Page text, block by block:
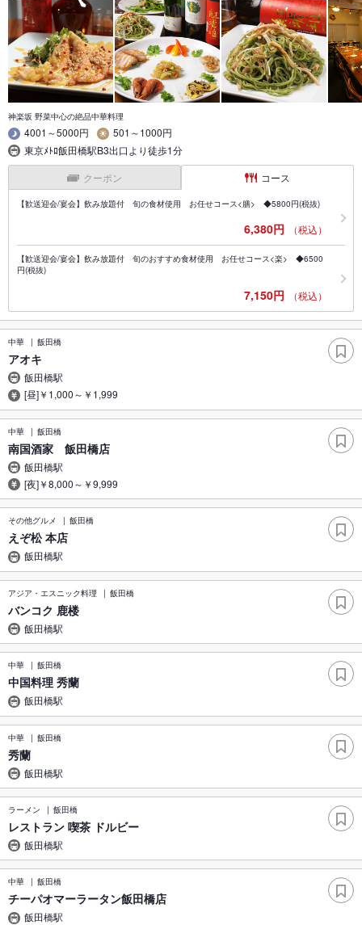
神楽坂 野菜中心の絶品中華料理
4001～5000円
501～1000円
東京ﾒﾄﾛ飯田橋駅B3出口より徒歩1分
クーポン コース
【歓送迎会/宴会】飲み放題付 旬の食材使用 お任せコース<膳> ◆5800円(税抜)
6,380円 （税込）
【歓送迎会/宴会】飲み放題付 旬のおすすめ食材使用 お任せコース<楽> ◆6500
円(税抜)
7,150円 （税込）
中華 飯田橋
アオキ
飯田橋駅
[昼]￥1,000～￥1,999
中華 飯田橋
南国酒家 飯田橋店
飯田橋駅
[夜]￥8,000～￥9,999
その他グルメ 飯田橋
えぞ松 本店
飯田橋駅
アジア・エスニック料理 飯田橋
バンコク 鹿楼
飯田橋駅
中華 飯田橋
中国料理 秀蘭
飯田橋駅
中華 飯田橋
秀蘭
飯田橋駅
ラーメン 飯田橋
レストラン 喫茶 ドルビー
飯田橋駅
中華 飯田橋
チーパオマーラータン飯田橋店
飯田橋駅